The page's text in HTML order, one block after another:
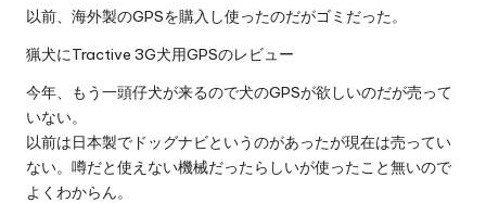
以前、海外製のGPSを購入し使ったのだがゴミだった。
猟犬にTractive 3G犬用GPSのレビュー
今年、もう一頭仔犬が来るので犬のGPSが欲しいのだが売って
いない。
以前は日本製でドッグナビというのがあったが現在は売ってい
ない。噂だと使えない機械だったらしいが使ったこと無いので
よくわからん。